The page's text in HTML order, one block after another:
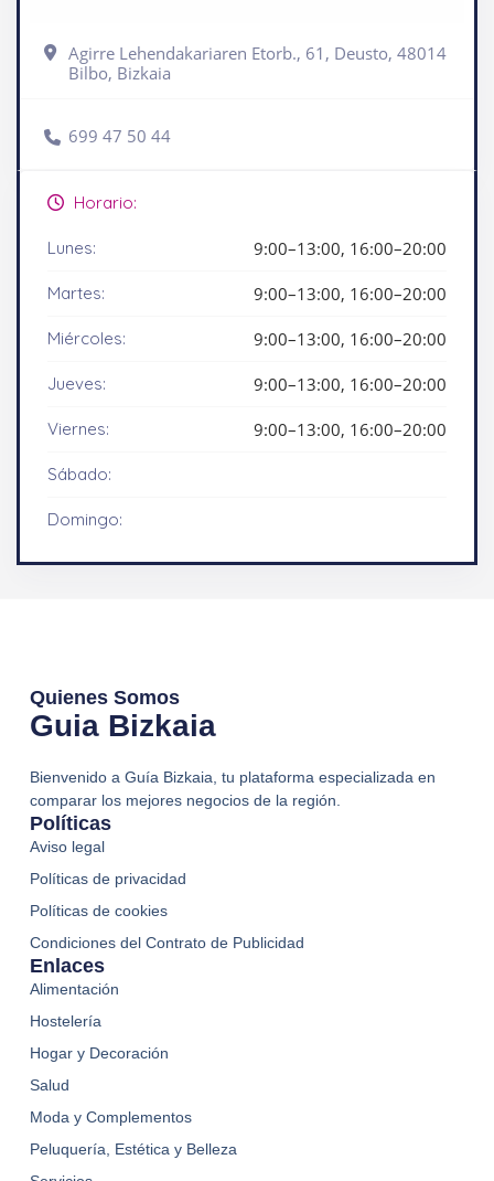
Agirre Lehendakariaren Etorb., 61, Deusto, 48014
Bilbo, Bizkaia
699 47 50 44
Horario:
Lunes: 9:00–13:00, 16:00–20:00
Martes: 9:00–13:00, 16:00–20:00
Miércoles: 9:00–13:00, 16:00–20:00
Jueves: 9:00–13:00, 16:00–20:00
Viernes: 9:00–13:00, 16:00–20:00
Sábado:
Domingo:
Quienes Somos
Guia Bizkaia
Bienvenido a Guía Bizkaia, tu plataforma especializada en
comparar los mejores negocios de la región.
Enlaces
Alimentación
Hostelería
Hogar y Decoración
Salud
Moda y Complementos
Peluquería, Estética y Belleza
Políticas
Aviso legal
Políticas de privacidad
Políticas de cookies
Condiciones del Contrato de Publicidad